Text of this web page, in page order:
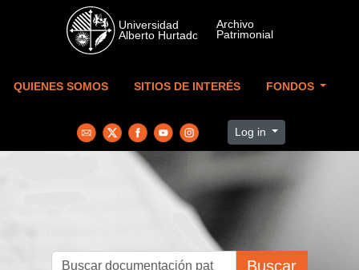
Skip to main content
QUIENES SOMOS SITIOS DE INTERÉS FONDOS
Log in
Buscar